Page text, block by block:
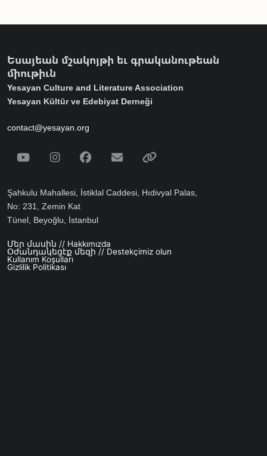
Եսայեան մշակոյթի եւ գրականութեան
միութիւն
Yesayan Culture and Literature Association
Yesayan Kültür ve Edebiyat Derneği
contact@yesayan.org
Social Media
YoutubeInstagramFacebook
Email
Şahkulu Mahallesi, İstiklal Caddesi, Hıdivyal Palas,
No: 231, Zemin Kat
Tünel, Beyoğlu, İstanbul
Footer menu
Մեր մասին // Hakkımızda
Օժանդակեցէք մեզի // Destekçimiz olun
Kullanım Koşulları
Gizlilik Politikası